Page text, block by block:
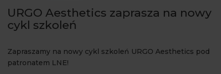
O NAS
PRENUMERATA
ARTYKUŁY
URGO Aesthetics zaprasza na nowy
cykl szkoleń
Zapraszamy na nowy cykl szkoleń URGO Aesthetics pod
patronatem LNE!